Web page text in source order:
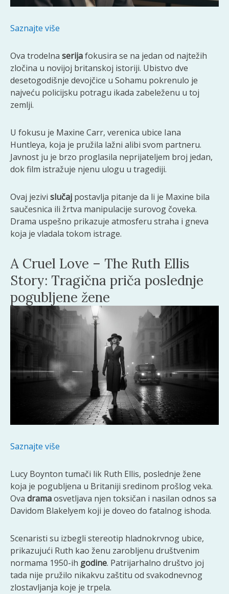
Saznajte više
Ova trodelna serijafokusira se na jedan od najtežih
zločina u novijoj britanskoj istoriji. Ubistvo dve
desetogodišnje devojčice u Sohamu pokrenulo je
najveću policijsku potragu ikada zabeleženu u toj
zemlji.
U fokusu je Maxine Carr, verenica ubice Iana
Huntleya, koja je pružila lažni alibi svom partneru.
Javnost ju je brzo proglasila neprijateljem broj jedan,
dok film istražuje njenu ulogu u tragediji.
Ovaj jezivi slučaj postavlja pitanje da li je Maxine bila
saučesnica ili žrtva manipulacije surovog čoveka.
Drama uspešno prikazuje atmosferu straha i gneva
koja je vladala tokom istrage.
A Cruel Love – The Ruth Ellis
Story: Tragična priča poslednje
pogubljene žene
Saznajte više
Lucy Boynton tumači lik Ruth Ellis, poslednje žene
koja je pogubljena u Britaniji sredinom prošlog veka.
Ova dramaosvetljava njen toksičan i nasilan odnos sa
Davidom Blakelyem koji je doveo do fatalnog ishoda.
Scenaristi su izbegli stereotip hladnokrvnog ubice,
prikazujući Ruth kao ženu zarobljenu društvenim
normama 1950-ih godine. Patrijarhalno društvo joj
tada nije pružilo nikakvu zaštitu od svakodnevnog
zlostavljanja koje je trpela.